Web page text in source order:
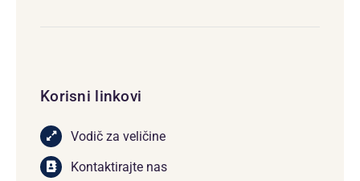
Korisni linkovi
Vodič za veličine
Kontaktirajte nas